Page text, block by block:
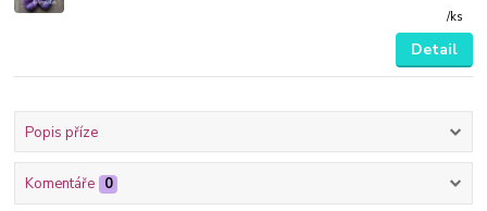
/ks
Detail
Popis příze
Komentáře 0